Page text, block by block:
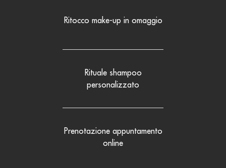
Ritocco make-up in omaggio
Rituale shampoo
personalizzato
Prenotazione appuntamento
online